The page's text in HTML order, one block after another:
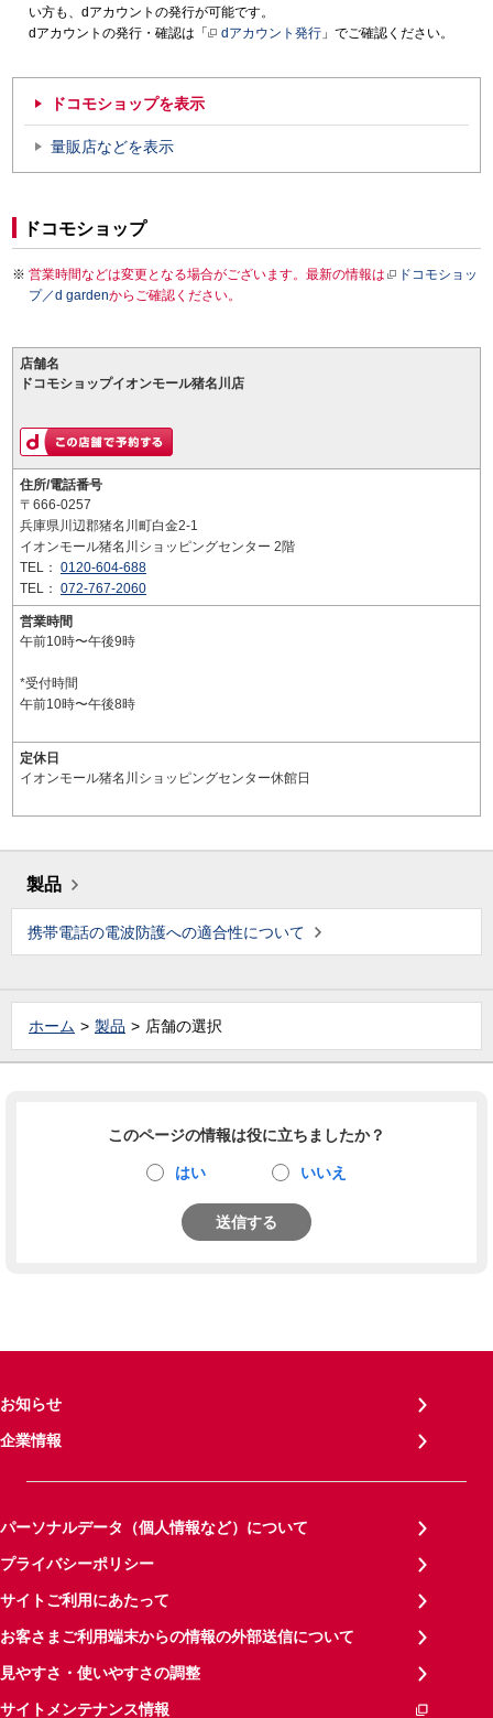
い方も、dアカウントの発行が可能です。
dアカウントの発行・確認は「
dアカウント発行 」でご確認ください。
ドコモショップを表示
量販店などを表示
ドコモショップ
営業時間などは変更となる場合がございます。最新の情報は
ドコモショッ
プ／d gardenからご確認ください。
店舗名
ドコモショップイオンモール猪名川店
住所/電話番号
〒666-0257
兵庫県川辺郡猪名川町白金2-1
イオンモール猪名川ショッピングセンター 2階
TEL： 0120-604-688
TEL： 072-767-2060
営業時間
午前10時〜午後9時
*受付時間
午前10時〜午後8時
定休日
イオンモール猪名川ショッピングセンター休館日
製品
携帯電話の電波防護への適合性について
ホーム 製品 店舗の選択
このページの情報は役に立ちましたか？
はい いいえ
送信する
お知らせ
企業情報
パーソナルデータ（個人情報など）について
プライバシーポリシー
サイトご利用にあたって
お客さまご利用端末からの情報の外部送信について
見やすさ・使いやすさの調整
サイトメンテナンス情報